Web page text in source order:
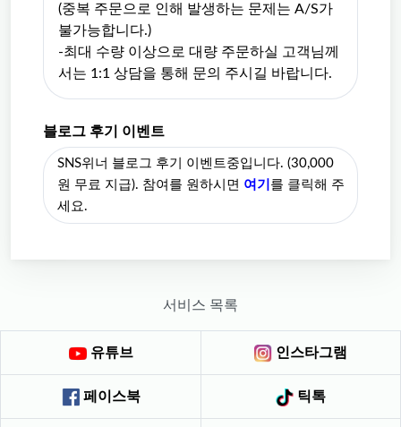
(중복 주문으로 인해 발생하는 문제는 A/S가
불가능합니다.)
-최대 수량 이상으로 대량 주문하실 고객님께
서는 1:1 상담을 통해 문의 주시길 바랍니다.
블로그 후기 이벤트
SNS위너 블로그 후기 이벤트중입니다. (30,000
원 무료 지급). 참여를 원하시면 여기 를 클릭해 주
세요.
서비스 목록
유튜브 인스타그램
페이스북 틱톡